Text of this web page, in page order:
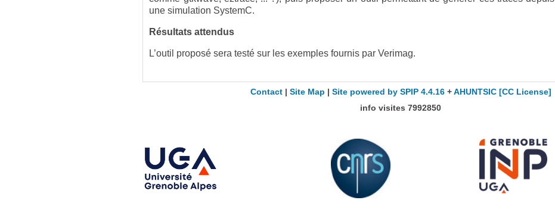
une simulation SystemC.
Résultats attendus
L’outil proposé sera testé sur les exemples fournis par Verimag.
Contact| Site Map Site powered by SPIP 4.4.16+ AHUNTSIC [CC License]
info visites 7992850